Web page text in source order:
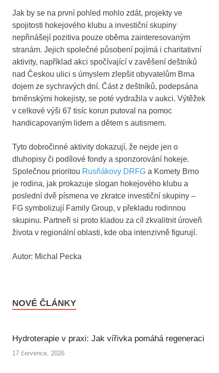
Jak by se na první pohled mohlo zdát, projekty ve
spojitosti hokejového klubu a investiční skupiny
nepřinášejí pozitiva pouze oběma zainteresovaným
stranám. Jejich společné působení pojímá i charitativní
aktivity, například akci spočívající v zavěšení deštníků
nad Českou ulici s úmyslem zlepšit obyvatelům Brna
dojem ze sychravých dní. Část z deštníků, podepsána
brněnskými hokejisty, se poté vydražila v aukci. Výtěžek
v celkové výši 67 tisíc korun putoval na pomoc
handicapovaným lidem a dětem s autismem.
Tyto dobročinné aktivity dokazují, že nejde jen o
dluhopisy či podílové fondy a sponzorování hokeje.
Společnou prioritou Rusňákovy DRFG a Komety Brno
je rodina, jak prokazuje slogan hokejového klubu a
poslední dvě písmena ve zkratce investiční skupiny –
FG symbolizují Family Group, v překladu rodinnou
skupinu. Partneři si proto kladou za cíl zkvalitnit úroveň
života v regionální oblasti, kde oba intenzivně figurují.
Autor: Michal Pecka
NOVÉ ČLÁNKY
Hydroterapie v praxi: Jak vířivka pomáhá regeneraci
17 července, 2026